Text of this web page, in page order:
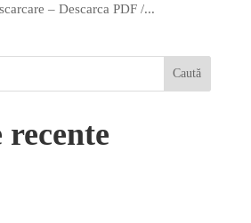
– Descarca PDF /...